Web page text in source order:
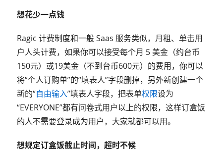
想花少一点钱
Ragic 计费制度和一般 Saas 服务类似，月租、单击用
户人头计费，如果你可以接受每个月 5 美金（约台币
150元）或19美金（不到台币600元）的费用，你可以
将“个人订购单”的“填表人”字段删掉，另外新创建一个
新的“自由输入”填表人字段，把表单权限设为
“EVERYONE”都有问卷式用户以上的权限，这样订盒饭
的人不需要登录成为用户，大家就都可以用。
想规定订盒饭截止时间，超时不候